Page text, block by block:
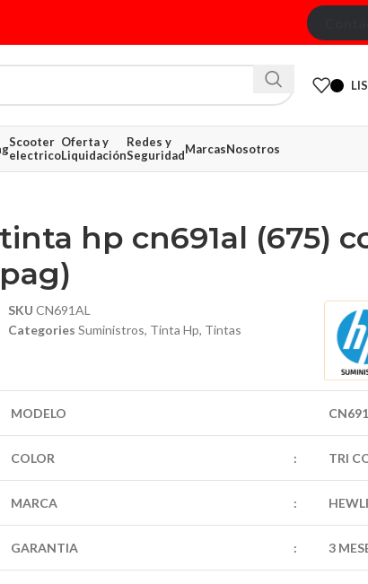
Scooter
electrico
Oferta y
Liquidación
Redes y
SeguridadMarcasNosotros
tinta hp cn691al (675)
pag)
SKU CN691AL
Categories Suministros, Tinta Hp, Tintas
MODELO
COLOR : TRI
MARCA :
GARANTIA : 3